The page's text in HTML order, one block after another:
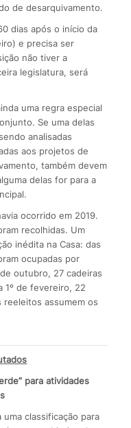
de desarquivamento.
dias após o início da
e precisa ser
não tiver a
legislatura, será
uma regra especial
Se uma delas
analisadas
aos projetos de
também devem
delas for para a
ocorrido em 2019.
recolhidas. Um
inédita na Casa: das
ocupadas por
outubro, 27 cadeiras
1º de fevereiro, 22
reeleitos assumem os
para atividades
classificação para